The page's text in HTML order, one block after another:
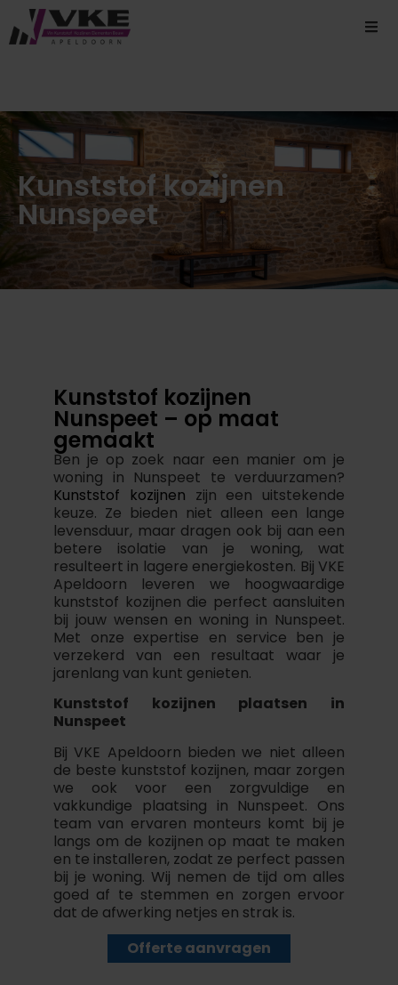
Kunststof kozijnen
Nunspeet
Kunststof kozijnen
Nunspeet – op maat
gemaakt
Ben je op zoek naar een manier om je
woning in Nunspeet te verduurzamen?
Kunststof kozijnen zijn een uitstekende
keuze. Ze bieden niet alleen een lange
levensduur, maar dragen ook bij aan een
betere isolatie van je woning, wat
resulteert in lagere energiekosten. Bij VKE
Apeldoorn leveren we hoogwaardige
kunststof kozijnen die perfect aansluiten
bij jouw wensen en woning in Nunspeet.
Met onze expertise en service ben je
verzekerd van een resultaat waar je
jarenlang van kunt genieten.
Kunststof kozijnen plaatsen in
Nunspeet
Bij VKE Apeldoorn bieden we niet alleen
de beste kunststof kozijnen, maar zorgen
we ook voor een zorgvuldige en
vakkundige plaatsing in Nunspeet. Ons
team van ervaren monteurs komt bij je
langs om de kozijnen op maat te maken
en te installeren, zodat ze perfect passen
bij je woning. Wij nemen de tijd om alles
goed af te stemmen en zorgen ervoor
dat de afwerking netjes en strak is.
Offerte aanvragen